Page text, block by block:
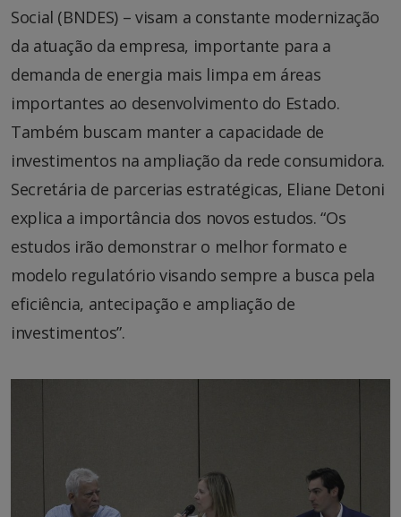
Social (BNDES) – visam a constante modernização
da atuação da empresa, importante para a
demanda de energia mais limpa em áreas
importantes ao desenvolvimento do Estado.
Também buscam manter a capacidade de
investimentos na ampliação da rede consumidora.
Secretária de parcerias estratégicas, Eliane Detoni
explica a importância dos novos estudos. “Os
estudos irão demonstrar o melhor formato e
modelo regulatório visando sempre a busca pela
eficiência, antecipação e ampliação de
investimentos”.